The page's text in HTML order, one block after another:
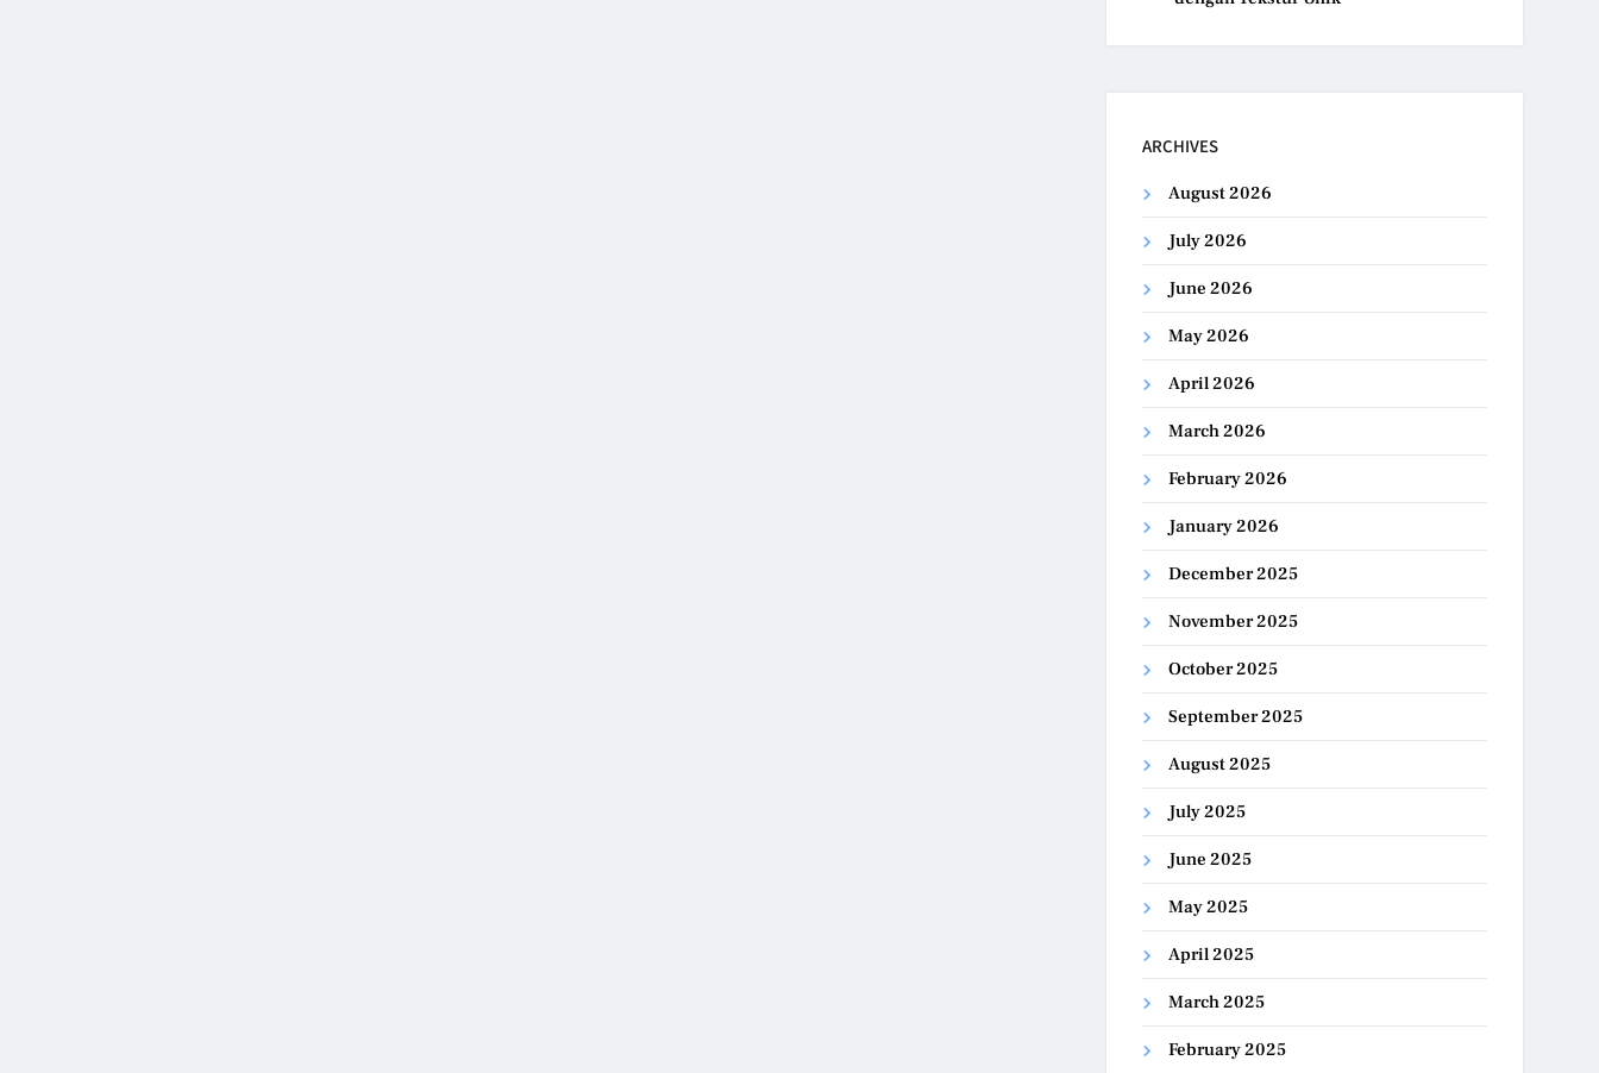
ARCHIVES
August 2026
July 2026
June 2026
May 2026
April 2026
March 2026
February 2026
January 2026
December 2025
November 2025
October 2025
September 2025
August 2025
July 2025
June 2025
May 2025
April 2025
March 2025
February 2025